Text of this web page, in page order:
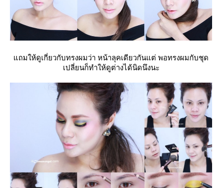
ถมให้ดูเกี่ยวกับทรงผมว่า หน้าลุคเดียวกันแต่ พอทรงผมกับชุด
เปลี่ยนก็ทำให้ดูต่างได้นิดนึงนะ